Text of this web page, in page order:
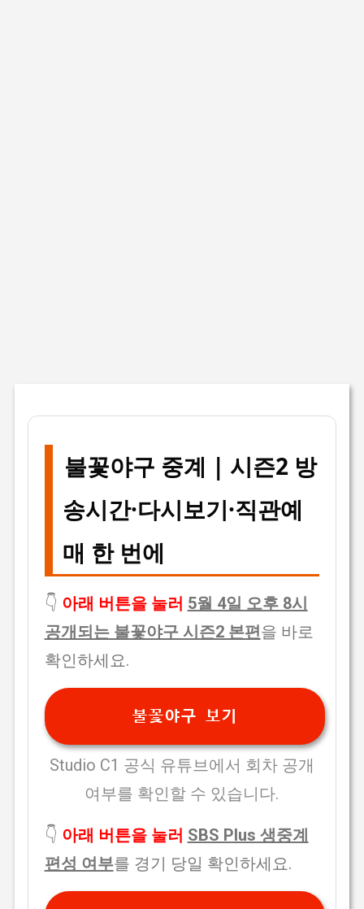
불꽃야구 중계 | 시즌2 방
송시간·다시보기·직관예
매 한 번에
👇 아래 버튼을 눌러 5월 4일 오후 8시
공개되는 불꽃야구 시즌2 본편을 바로
확인하세요.
불꽃야구 보기
Studio C1 공식 유튜브에서 회차 공개
여부를 확인할 수 있습니다.
👇 아래 버튼을 눌러 SBS Plus 생중계
편성 여부를 경기 당일 확인하세요.